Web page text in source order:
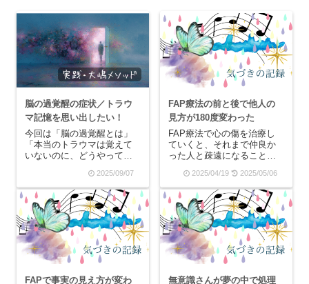
脳の過覚醒の症状／トラウ
マ記憶を思い出したい！
今回は「脳の過覚醒とは」
「本当のトラウマは覚えて
いないのに、どうやって思
いていきます。私の人生を
大きく変えてくれた大嶋先
生の【それ、あなたのトラ
ウマちゃんのせいかも？】
次回の心の栄養読書会の課
題本のため、５年ぶりに
再...
2025/09/07
FAP療法の前と後で他人の
見方が180度変わった
FAP療法で心の傷を治療し
ていくと、それまで仲良か
った人と疎遠になることが
方が変わったのか、それま
での私が見ていた世界が歪
んでいたからなのかは分か
りませんが、「あれ？この
人、こんなに性格悪かった
っけ？」と気づくことが...
2025/04/19 2025/05/06
FAPで事実の見え方が変わ
無意識さんが夢の中で処理